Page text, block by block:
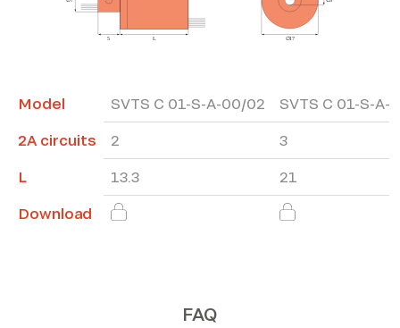
Model
2A circuits
L
Download
SVTS C 01-S-A-00/02
2
13.3
SVTS C 01-S-A-
3
21
FAQ